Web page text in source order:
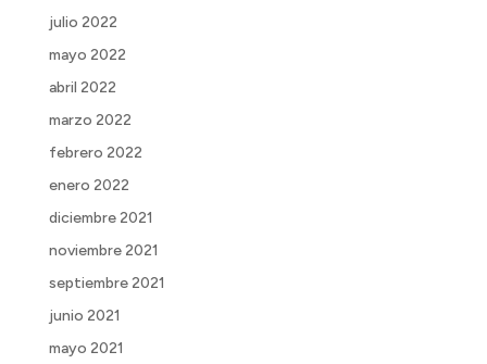
julio 2022
mayo 2022
abril 2022
marzo 2022
febrero 2022
enero 2022
diciembre 2021
noviembre 2021
septiembre 2021
junio 2021
mayo 2021